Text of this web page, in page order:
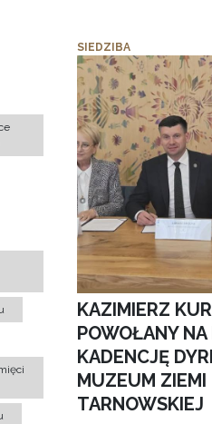
SIEDZIBA
KAZIMIERZ
POWOŁANY
KADENCJĘ
MUZEUM ZIEMI
TARNOWSKIEJ